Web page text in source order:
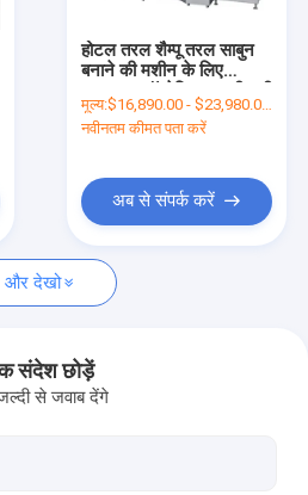
होटल तरल शैम्पू तरल साबुन
बनाने की मशीन के लिए
मिक्सर
मूल्य:$16,890.00 - $23,980.00/Sets
नवीनतम कीमत पता करें
अब से संपर्क करें
और देखो
संदेश छोड़ें
से जवाब देंगे